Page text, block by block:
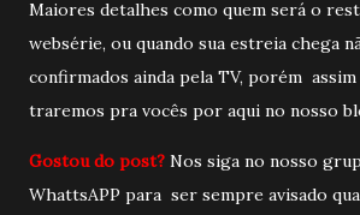
Maiores detalhes como quem será o
websérie, ou quando sua estreia chega
confirmados ainda pela TV, porém
traremos pra vocês por aqui no nosso
Gostou do post? Nos siga no nosso
WhattsAPP para ser sempre avisado